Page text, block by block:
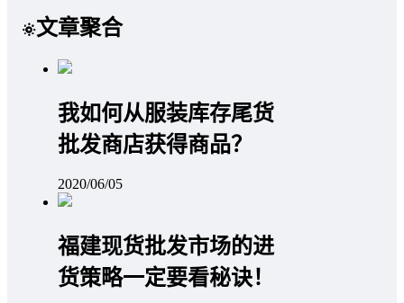
文章聚合
我如何从服装库存尾货
批发商店获得商品？
2020/06/05
福建现货批发市场的进
货策略一定要看秘诀！